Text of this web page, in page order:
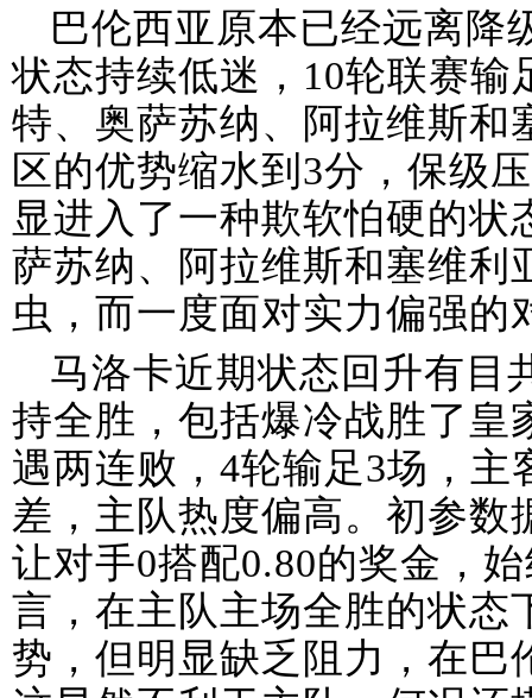
巴伦西亚原本已经远离降
状态持续低迷，10轮联赛
特、奥萨苏纳、阿拉维斯和
区的优势缩水到3分，保级
显进入了一种欺软怕硬的
萨苏纳、阿拉维斯和塞维利
虫，而一度面对实力偏强的
马洛卡近期状态回升有目
持全胜，包括爆冷战胜了皇
遇两连败，4轮输足3场，
差，主队热度偏高。初参数
让对手0搭配0.80的奖金，
言，在主队主场全胜的状态
势，但明显缺乏阻力，在巴